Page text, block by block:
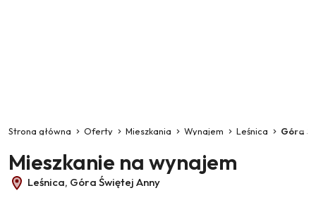
Strona główna Oferty Mieszkania Wynajem Leśnica Góra
Mieszkanie na wynajem
Leśnica, Góra Świętej Anny